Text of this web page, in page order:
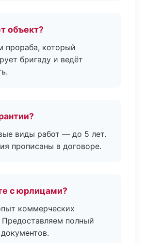
объект?
прораба, который
бригаду и ведёт
виды работ — до 5 лет.
прописаны в договоре.
с юрлицами?
коммерческих
Предоставляем полный